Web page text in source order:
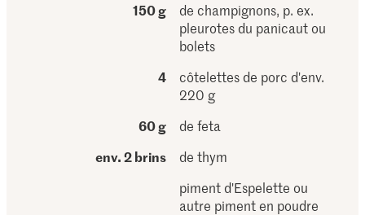
150 g
de champignons, p. ex.
pleurotes du panicaut ou
bolets
4
côtelettes de porc d'env.
220 g
60 g
de feta
env. 2 brins
de thym
piment d'Espelette ou
autre piment en poudre